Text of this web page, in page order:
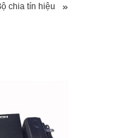
chia tín hiệu »